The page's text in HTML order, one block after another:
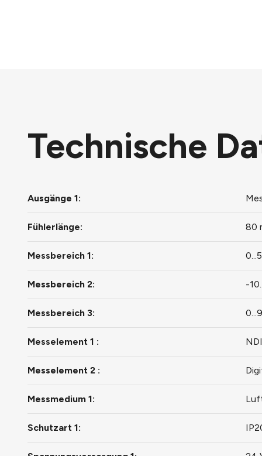
Technische
Ausgänge 1:
Fühlerlänge: 80
Messbereich 1:
Messbereich 2: -
Messbereich 3:
Messelement 1 :
Messelement 2 :
Messmedium 1:
Schutzart 1: